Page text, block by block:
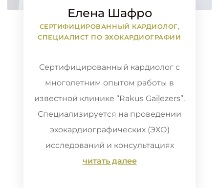
Елена Шафро
СЕРТИФИЦИРОВАННЫЙ КАРДИОЛОГ,
СПЕЦИАЛИСТ ПО ЭХОКАРДИОГРАФИИ
Сертифицированный кардиолог с
многолетним опытом работы в
известной клинике “Rakus Gaiļezers”.
Специализируется на проведении
эхокардиографических (ЭХО)
исследований и консультациях
читать далее